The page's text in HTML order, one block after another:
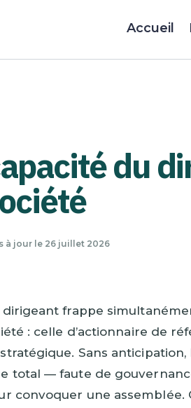
Accueil
du
à jour le 26 juillet 2026
dirigeant frappe
: celle d’actionnaire de
Sans
total — faute de
convoquer une assemblée.